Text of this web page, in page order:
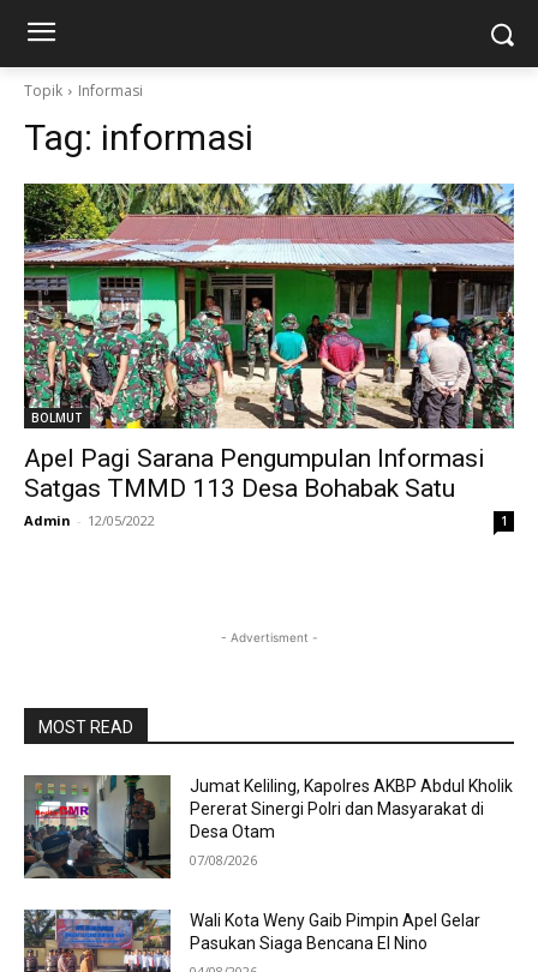
Topik Informasi
Tag: informasi
BOLMUT
Apel Pagi Sarana Pengumpulan Informasi
Satgas TMMD 113 Desa Bohabak Satu
Admin - 12/05/2022 1
- Advertisment -
MOST READ
Jumat Keliling, Kapolres AKBP Abdul Kholik
Pererat Sinergi Polri dan Masyarakat di
Desa Otam
07/08/2026
Wali Kota Weny Gaib Pimpin Apel Gelar
Pasukan Siaga Bencana El Nino